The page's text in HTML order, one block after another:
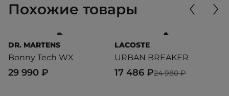
Похожие товары
DR. MARTENS
Bonny Tech WX
29 990 ₽
LACOSTE
URBAN BREAKER
24 980 ₽
17 486 ₽